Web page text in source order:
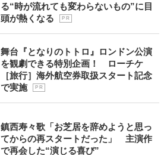
る“時が流れても変わらないもの”に目
頭が熱くなる
P R
舞台『となりのトトロ』ロンドン公演
を観劇できる特別企画！ ローチケ
［旅行］海外航空券取扱スタート記念
で実施
P R
鎮西寿々歌「お芝居を辞めようと思っ
てからの再スタートだった」 主演作
で再会した“演じる喜び”